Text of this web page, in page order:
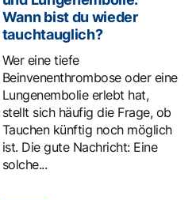
Wann bist du wieder
tauchtauglich?
Wer eine tiefe
Beinvenenthrombose oder eine
Lungenembolie erlebt hat,
stellt sich häufig die Frage, ob
Tauchen künftig noch möglich
ist. Die gute Nachricht: Eine
solche...